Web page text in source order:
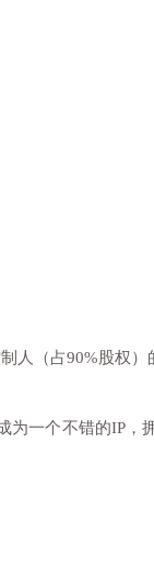
人（占90%股权
为一个不错的IP，